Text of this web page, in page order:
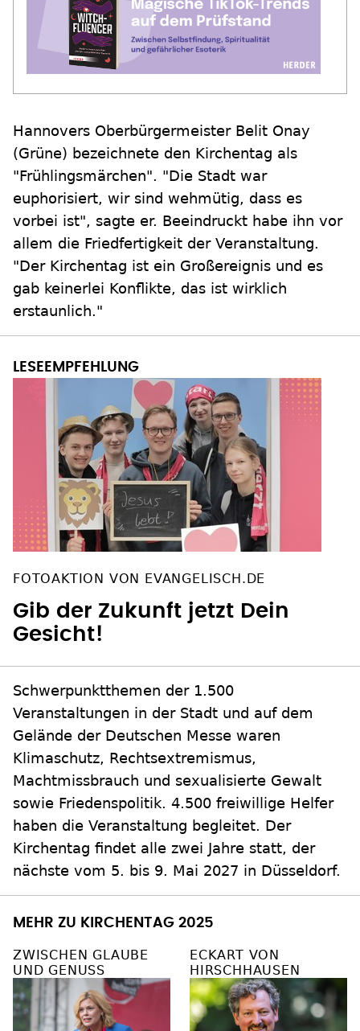
Hannovers Oberbürgermeister Belit Onay
(Grüne) bezeichnete den Kirchentag als
"Frühlingsmärchen". "Die Stadt war
euphorisiert, wir sind wehmütig, dass es
vorbei ist", sagte er. Beeindruckt habe ihn vor
allem die Friedfertigkeit der Veranstaltung.
"Der Kirchentag ist ein Großereignis und es
gab keinerlei Konflikte, das ist wirklich
erstaunlich."
FOTOAKTION VON EVANGELISCH.DE
Gib der Zukunft jetzt Dein
Gesicht!
Schwerpunktthemen der 1.500
Veranstaltungen in der Stadt und auf dem
Gelände der Deutschen Messe waren
Klimaschutz, Rechtsextremismus,
Machtmissbrauch und sexualisierte Gewalt
sowie Friedenspolitik. 4.500 freiwillige Helfer
haben die Veranstaltung begleitet. Der
Kirchentag findet alle zwei Jahre statt, der
nächste vom 5. bis 9. Mai 2027 in Düsseldorf.
MEHR ZU KIRCHENTAG 2025
ZWISCHEN GLAUBE
UND GENUSS
ECKART VON
HIRSCHHAUSEN